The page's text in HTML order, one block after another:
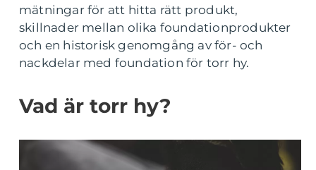
mätningar för att hitta rätt produkt,
skillnader mellan olika foundationprodukter
och en historisk genomgång av för- och
nackdelar med foundation för torr hy.
Vad är torr hy?